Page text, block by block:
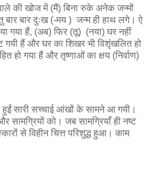
की खोज में (मैं) बिना रुके अनेक जन्मों
बार दुःख (-मय ) जन्म ही हाथ लगे। ऐ
गया हैं, (अब) फिर (तू) (नया) घर नहीं
गयी हैं और घर का शिखर भी विशृंखलित हो
हो गया हैं और तृष्णाओं का क्षय (निर्वाण)
हुईं सारी सच्चाई आंखों के सामने आ गयी।
सामग्रियों को। जब सामग्रियाँ ही नष्ट
से विहीन चित्त परिशुद्ध हुआ। काम